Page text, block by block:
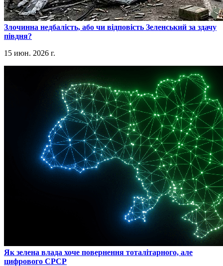
​Злочинна недбалість, або чи відповість Зеленський за здачу
півдня?
15 июн. 2026 г.
​Як зелена влада хоче повернення тоталітарного, але
цифрового СРСР